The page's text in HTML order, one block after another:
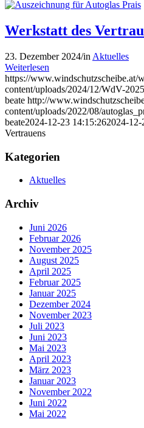
Werkstatt des
23. Dezember 2024/in Aktuelles
Weiterlesen
https://www.windschutzscheibe.at/
content/uploads/2024/12/WdV-
beate http://
content/uploads/2022/08/
beate2024-12-23 14:15:262024-
Vertrauens
Kategorien
Aktuelles
Archiv
Juni 2026
Februar 2026
November 2025
August 2025
April 2025
Februar 2025
Januar 2025
Dezember 2024
November 2023
Juli 2023
Juni 2023
Mai 2023
April 2023
März 2023
Januar 2023
November 2022
Juni 2022
Mai 2022